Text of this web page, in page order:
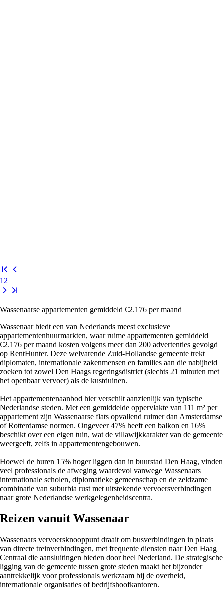
1 2
Wassenaarse appartementen gemiddeld €2.176 per maand
Wassenaar biedt een van Nederlands meest exclusieve
appartementenhuurmarkten, waar ruime appartementen gemiddeld
€2.176 per maand kosten volgens meer dan 200 advertenties gevolgd
op RentHunter. Deze welvarende Zuid-Hollandse gemeente trekt
diplomaten, internationale zakenmensen en families aan die nabijheid
zoeken tot zowel Den Haags regeringsdistrict (slechts 21 minuten met
het openbaar vervoer) als de kustduinen.
Het appartementenaanbod hier verschilt aanzienlijk van typische
Nederlandse steden. Met een gemiddelde oppervlakte van 111 m² per
appartement zijn Wassenaarse flats opvallend ruimer dan Amsterdamse
of Rotterdamse normen. Ongeveer 47% heeft een balkon en 16%
beschikt over een eigen tuin, wat de villawijkkarakter van de gemeente
weergeeft, zelfs in appartementengebouwen.
Hoewel de huren 15% hoger liggen dan in buurstad Den Haag, vinden
veel professionals de afweging waardevol vanwege Wassenaars
internationale scholen, diplomatieke gemeenschap en de zeldzame
combinatie van suburbia rust met uitstekende vervoersverbindingen
naar grote Nederlandse werkgelegenheidscentra.
Reizen vanuit Wassenaar
Wassenaars vervoersknooppunt draait om busverbindingen in plaats
van directe treinverbindingen, met frequente diensten naar Den Haag
Centraal die aansluitingen bieden door heel Nederland. De strategische
ligging van de gemeente tussen grote steden maakt het bijzonder
aantrekkelijk voor professionals werkzaam bij de overheid,
internationale organisaties of bedrijfshoofkantoren.